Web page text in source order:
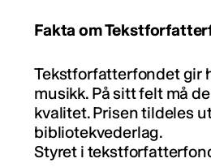
Fakta om
Tekstforfatterfondet gir
musikk. På sitt felt må
kvalitet. Prisen tildeles
bibliotekvederlag.
Styret i